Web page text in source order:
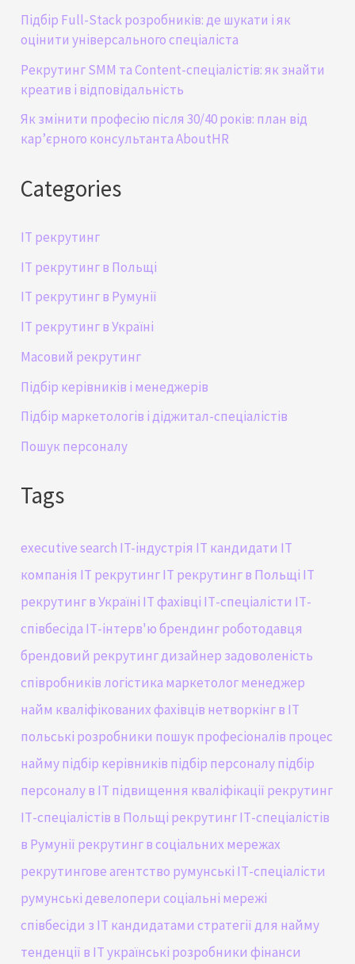
Підбір Full-Stack розробників: де шукати і як
оцінити універсального спеціаліста
Рекрутинг SMM та Content-спеціалістів: як знайти
креатив і відповідальність
Як змінити професію після 30/40 років: план від
кар’єрного консультанта AboutHR
Categories
IT рекрутинг
IT рекрутинг в Польщі
IT рекрутинг в Румунії
IT рекрутинг в Україні
Масовий рекрутинг
Підбір керівників і менеджерів
Підбір маркетологів і діджитал-спеціалістів
Пошук персоналу
Tags
executive search IT-індустрія IT кандидати IT
компанія IT рекрутингIT рекрутинг в Польщі IT
рекрутинг в Україні IT фахівці ІТ-спеціалісти ІТ-
співбесіда ІТ-інтерв'юбрендинг роботодавця
брендовий рекрутингдизайнер задоволеність
співробниківлогістика маркетологменеджер
найм кваліфікованих фахівців нетворкінг в IT
польські розробники пошук професіоналів процес
наймупідбір керівників підбір персоналупідбір
персоналу в ІТ підвищення кваліфікації рекрутинг
ІТ-спеціалістів в Польщі рекрутинг ІТ-спеціалістів
в Румунії рекрутинг в соціальних мережах
рекрутингове агентство румунські ІТ-спеціалісти
румунські девелопери соціальні мережі
співбесіди з IT кандидатами стратегії для найму
тенденції в ITукраїнські розробники фінанси